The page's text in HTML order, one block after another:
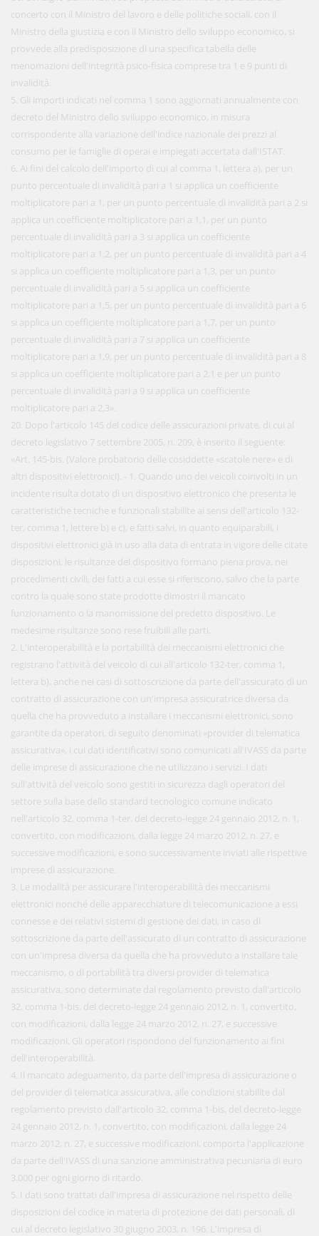
concerto con il Ministro del lavoro e delle politiche sociali, con il
Ministro della giustizia e con il Ministro dello sviluppo economico, si
provvede alla predisposizione di una specifica tabella delle
menomazioni dell'integrità psico-fisica comprese tra 1 e 9 punti di
invalidità.
5. Gli importi indicati nel comma 1 sono aggiornati annualmente con
decreto del Ministro dello sviluppo economico, in misura
corrispondente alla variazione dell'indice nazionale dei prezzi al
consumo per le famiglie di operai e impiegati accertata dall'ISTAT.
6. Ai fini del calcolo dell'importo di cui al comma 1, lettera a), per un
punto percentuale di invalidità pari a 1 si applica un coefficiente
moltiplicatore pari a 1, per un punto percentuale di invalidità pari a 2 si
applica un coefficiente moltiplicatore pari a 1,1, per un punto
percentuale di invalidità pari a 3 si applica un coefficiente
moltiplicatore pari a 1,2, per un punto percentuale di invalidità pari a 4
si applica un coefficiente moltiplicatore pari a 1,3, per un punto
percentuale di invalidità pari a 5 si applica un coefficiente
moltiplicatore pari a 1,5, per un punto percentuale di invalidità pari a 6
si applica un coefficiente moltiplicatore pari a 1,7, per un punto
percentuale di invalidità pari a 7 si applica un coefficiente
moltiplicatore pari a 1,9, per un punto percentuale di invalidità pari a 8
si applica un coefficiente moltiplicatore pari a 2,1 e per un punto
percentuale di invalidità pari a 9 si applica un coefficiente
moltiplicatore pari a 2,3».
20. Dopo l'articolo 145 del codice delle assicurazioni private, di cui al
decreto legislativo 7 settembre 2005, n. 209, è inserito il seguente:
«Art. 145-bis. (Valore probatorio delle cosiddette «scatole nere» e di
altri dispositivi elettronici). - 1. Quando uno dei veicoli coinvolti in un
incidente risulta dotato di un dispositivo elettronico che presenta le
caratteristiche tecniche e funzionali stabilite ai sensi dell'articolo 132-
ter, comma 1, lettere b) e c), e fatti salvi, in quanto equiparabili, i
dispositivi elettronici già in uso alla data di entrata in vigore delle citate
disposizioni, le risultanze del dispositivo formano piena prova, nei
procedimenti civili, dei fatti a cui esse si riferiscono, salvo che la parte
contro la quale sono state prodotte dimostri il mancato
funzionamento o la manomissione del predetto dispositivo. Le
medesime risultanze sono rese fruibili alle parti.
2. L'interoperabilità e la portabilità dei meccanismi elettronici che
registrano l'attività del veicolo di cui all'articolo 132-ter, comma 1,
lettera b), anche nei casi di sottoscrizione da parte dell'assicurato di un
contratto di assicurazione con un'impresa assicuratrice diversa da
quella che ha provveduto a installare i meccanismi elettronici, sono
garantite da operatori, di seguito denominati «provider di telematica
assicurativa», i cui dati identificativi sono comunicati all'IVASS da parte
delle imprese di assicurazione che ne utilizzano i servizi. I dati
sull'attività del veicolo sono gestiti in sicurezza dagli operatori del
settore sulla base dello standard tecnologico comune indicato
nell'articolo 32, comma 1-ter, del decreto-legge 24 gennaio 2012, n. 1,
convertito, con modificazioni, dalla legge 24 marzo 2012, n. 27, e
successive modificazioni, e sono successivamente inviati alle rispettive
imprese di assicurazione.
3. Le modalità per assicurare l'interoperabilità dei meccanismi
elettronici nonché delle apparecchiature di telecomunicazione a essi
connesse e dei relativi sistemi di gestione dei dati, in caso di
sottoscrizione da parte dell'assicurato di un contratto di assicurazione
con un'impresa diversa da quella che ha provveduto a installare tale
meccanismo, o di portabilità tra diversi provider di telematica
assicurativa, sono determinate dal regolamento previsto dall'articolo
32, comma 1-bis, del decreto-legge 24 gennaio 2012, n. 1, convertito,
con modificazioni, dalla legge 24 marzo 2012, n. 27, e successive
modificazioni. Gli operatori rispondono del funzionamento ai fini
dell'interoperabilità.
4. Il mancato adeguamento, da parte dell'impresa di assicurazione o
del provider di telematica assicurativa, alle condizioni stabilite dal
regolamento previsto dall'articolo 32, comma 1-bis, del decreto-legge
24 gennaio 2012, n. 1, convertito, con modificazioni, dalla legge 24
marzo 2012, n. 27, e successive modificazioni, comporta l'applicazione
da parte dell'IVASS di una sanzione amministrativa pecuniaria di euro
3.000 per ogni giorno di ritardo.
5. I dati sono trattati dall'impresa di assicurazione nel rispetto delle
disposizioni del codice in materia di protezione dei dati personali, di
cui al decreto legislativo 30 giugno 2003, n. 196. L'impresa di